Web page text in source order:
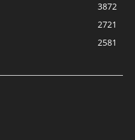
3872
2721
2581